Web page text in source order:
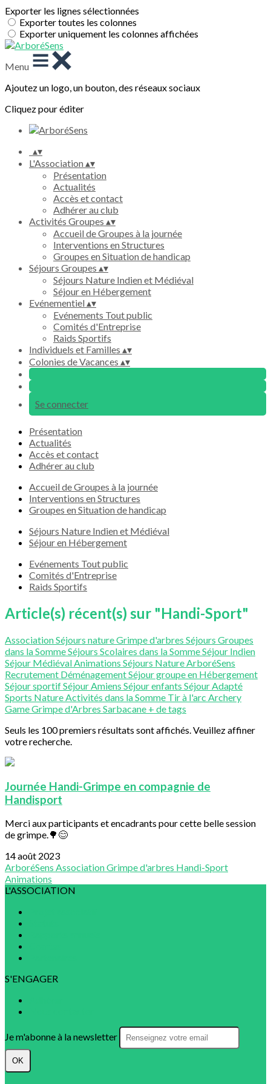
Exporter les lignes sélectionnées
Exporter toutes les colonnes
Exporter uniquement les colonnes affichées
Menu
Ajoutez un logo, un bouton, des réseaux sociaux
Cliquez pour éditer
▴▾
L'Association▴▾
Présentation
Actualités
Accès et contact
Adhérer au club
Activités Groupes ▴▾
Accueil de Groupes à la journée
Interventions en Structures
Groupes en Situation de handicap
Séjours Groupes ▴▾
Séjours Nature Indien et Médiéval
Séjour en Hébergement
Evénementiel▴▾
Evénements Tout public
Comités d'Entreprise
Raids Sportifs
Individuels et Familles ▴▾
Colonies de Vacances ▴▾
Se connecter
Présentation
Actualités
Accès et contact
Adhérer au club
Accueil de Groupes à la journée
Interventions en Structures
Groupes en Situation de handicap
Séjours Nature Indien et Médiéval
Séjour en Hébergement
Evénements Tout public
Comités d'Entreprise
Raids Sportifs
Article(s) récent(s) sur "Handi-Sport"
AssociationSéjours natureGrimpe d'arbres Séjours Groupes
dans la SommeSéjours Scolaires dans la SommeSéjour Indien
Séjour MédiévalAnimations Séjours NatureArboréSens
Recrutement DéménagementSéjour groupe en Hébergement
Séjour sportifSéjour Amiens Séjour enfants Séjour Adapté
Sports NatureActivités dans la Somme Tir à l'arc Archery
GameGrimpe d'Arbres Sarbacane + de tags
Seuls les 100 premiers résultats sont affichés. Veuillez affiner
votre recherche.
Journée Handi-Grimpe en compagnie de
Handisport
Merci aux participants et encadrants pour cette belle session
de grimpe.🌳😊
14 août 2023
ArboréSens AssociationGrimpe d'arbres Handi-Sport
Animations
L'ASSOCIATION
S'ENGAGER
Je m'abonne à la newsletter
OK